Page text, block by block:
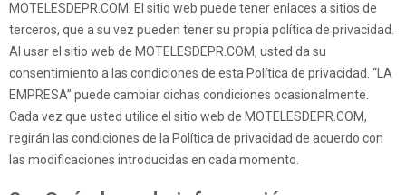
MOTELESDEPR.COM. El sitio web puede tener enlaces a sitios de
terceros, que a su vez pueden tener su propia política de privacidad.
Al usar el sitio web de MOTELESDEPR.COM, usted da su
consentimiento a las condiciones de esta Política de privacidad. “LA
EMPRESA” puede cambiar dichas condiciones ocasionalmente.
Cada vez que usted utilice el sitio web de MOTELESDEPR.COM,
regirán las condiciones de la Política de privacidad de acuerdo con
las modificaciones introducidas en cada momento.